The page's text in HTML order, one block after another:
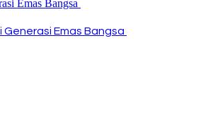
Generasi Emas Bangsa